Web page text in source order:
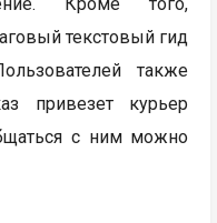
текстовый гид
также
привезет курьер
с ним можно